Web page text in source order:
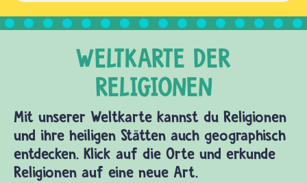
Mit unserer Weltkarte kannst du Religionen
und ihre heiligen Stätten auch geographisch
entdecken. Klick auf die Orte und erkunde
Religionen auf eine neue Art.